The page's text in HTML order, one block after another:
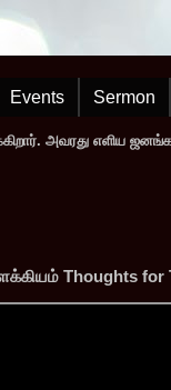
Events Sermon
அவரது எளிய
Thoughts for